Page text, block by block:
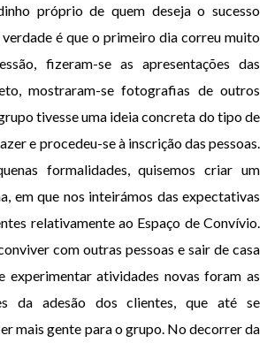
próprio de quem deseja o sucesso
é que o primeiro dia correu muito
fizeram-se as apresentações das
mostraram-se fotografias de outros
tivesse uma ideia concreta do tipo de
e procedeu-se à inscrição das pessoas.
formalidades, quisemos criar um
em que nos inteirámos das expectativas
relativamente ao Espaço de Convívio.
com outras pessoas e sair de casa
experimentar atividades novas foram as
da adesão dos clientes, que até se
mais gente para o grupo. No decorrer da